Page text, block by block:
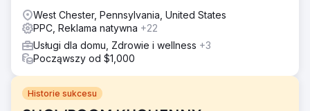
West Chester, Pennsylvania, United States
PPC, Reklama natywna +22
Usługi dla domu, Zdrowie i wellness +3
Począwszy od $1,000
Historie sukcesu